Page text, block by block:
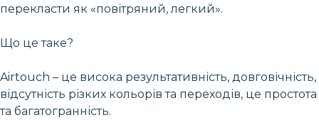
перекласти як «повітряний, легкий».
Що це таке?
Airtouch – це висока результативність, довговічність,
відсутність різких кольорів та переходів, це простота
та багатогранність.